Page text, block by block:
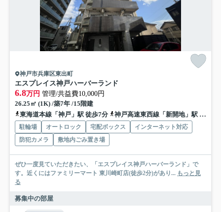
神戸市兵庫区東出町
エスプレイス神戸ハーバーランド
6.8万円 管理/共益費10,000円
26.25㎡ (1K) /築7年 /15階建
東海道本線「神戸」駅 徒歩7分
神戸高速東西線「新開地」駅 徒歩10分
駐輪場 オートロック 宅配ボックス
インターネット対応
防犯カメラ
敷地内ごみ置き場
ぜひ一度見ていただきたい、「エスプレイス神戸ハーバーランド」で
す。近くにはファミリーマート 東川崎町店(徒歩2分)があり... もっと見
る
募集中の部屋